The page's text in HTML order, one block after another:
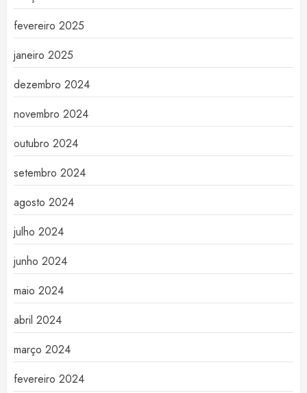
fevereiro 2025
janeiro 2025
dezembro 2024
novembro 2024
outubro 2024
setembro 2024
agosto 2024
julho 2024
junho 2024
maio 2024
abril 2024
março 2024
fevereiro 2024